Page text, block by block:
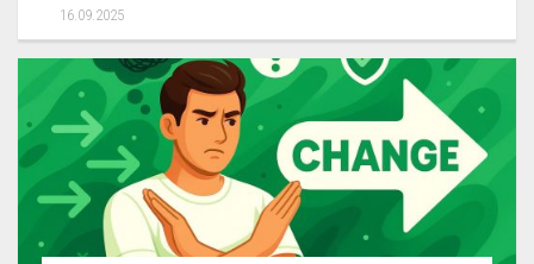
16.09.2025